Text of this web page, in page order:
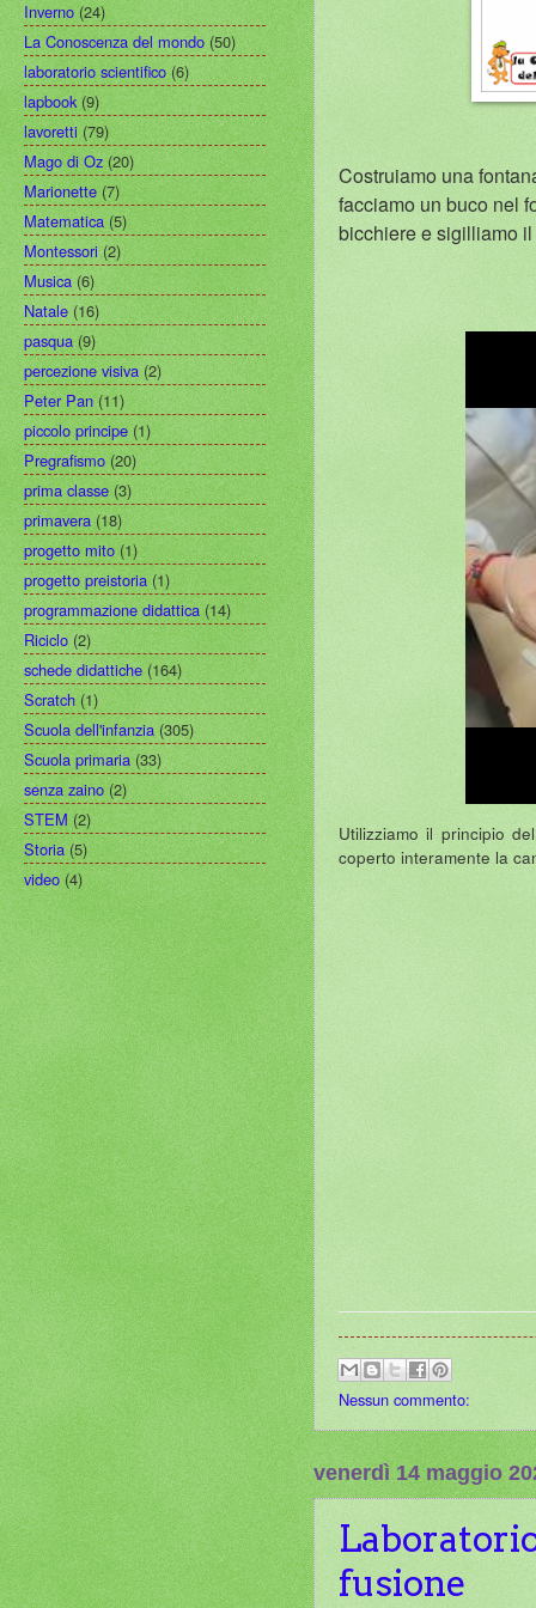
Costruiamo una
facciamo un buco nel
bicchiere e sigilliamo
Utilizziamo il principio
coperto interamente la
Nessun commento:
venerdì 14 maggio
fusione
Inverno (24)
La Conoscenza del mondo (50)
laboratorio scientifico (6)
lapbook (9)
lavoretti (79)
Mago di Oz (20)
Marionette (7)
Matematica (5)
Montessori (2)
Musica (6)
Natale (16)
pasqua (9)
percezione visiva (2)
Peter Pan (11)
piccolo principe (1)
Pregrafismo (20)
prima classe (3)
primavera (18)
progetto mito (1)
progetto preistoria (1)
programmazione didattica (14)
Riciclo (2)
schede didattiche (164)
Scratch (1)
Scuola dell'infanzia (305)
Scuola primaria (33)
senza zaino (2)
STEM (2)
Storia (5)
video (4)